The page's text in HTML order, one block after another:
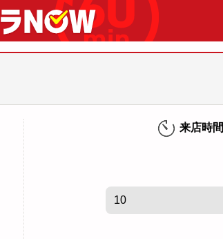
来店時間